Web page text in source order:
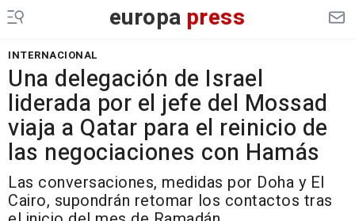
europa press
INTERNACIONAL
Una delegación de Israel
liderada por el jefe del Mossad
viaja a Qatar para el reinicio de
las negociaciones con Hamás
Las conversaciones, medidas por Doha y El
Cairo, supondrán retomar los contactos tras